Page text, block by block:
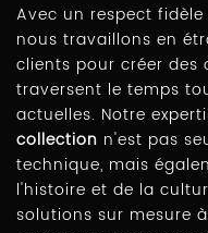
Avec un respect
nous travaillons en
clients pour créer
traversent le temps
actuelles. Notre
collection n'est pas
technique, mais
l'histoire et de la
solutions sur mesure